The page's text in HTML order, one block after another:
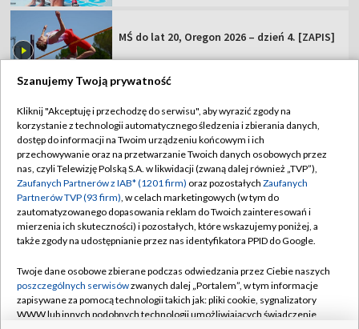
MŚ do lat 20, Oregon 2026 – dzień 4. [ZAPIS]
TVP
Abonament TVP
Sklep TVP
Biuro Reklamy
Oferta Handlowa
Emisja w TVP
Rada Programowa
Regulamin TVP
Polityka prywatności
Moje zgody
Biuro reklamy
Kanały
Szanujemy Twoją prywatność
Kliknij "Akceptuję i przechodzę do serwisu", aby wyrazić zgody na
korzystanie z technologii automatycznego śledzenia i zbierania danych,
dostęp do informacji na Twoim urządzeniu końcowym i ich
przechowywanie oraz na przetwarzanie Twoich danych osobowych przez
nas, czyli Telewizję Polską S.A. w likwidacji (zwaną dalej również „TVP”),
Zaufanych Partnerów z IAB* (1201 firm) oraz pozostałych Zaufanych
Partnerów TVP (93 firm), w celach marketingowych (w tym do
zautomatyzowanego dopasowania reklam do Twoich zainteresowań i
mierzenia ich skuteczności) i pozostałych, które wskazujemy poniżej, a
także zgody na udostępnianie przez nas identyfikatora PPID do Google.
Twoje dane osobowe zbierane podczas odwiedzania przez Ciebie naszych
poszczególnych serwisówzwanych dalej „Portalem”, w tym informacje
zapisywane za pomocą technologii takich jak: pliki cookie, sygnalizatory
WWW lub innych podobnych technologii umożliwiających świadczenie